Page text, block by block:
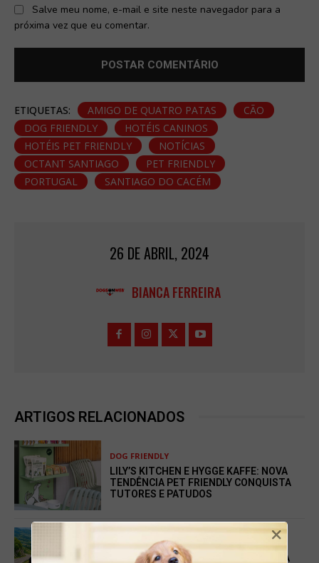
Salve meu nome, e-mail e site neste navegador para a
próxima vez que eu comentar.
ETIQUETAS: AMIGO DE QUATRO PATAS
CÃO
DOG FRIENDLY
HOTÉIS CANINOS
HOTÉIS PET FRIENDLY
NOTÍCIAS
OCTANT SANTIAGO
PET FRIENDLY
PORTUGAL
SANTIAGO DO CACÉM
26 DE ABRIL, 2024
BIANCA FERREIRA
ARTIGOS RELACIONADOS
DOG FRIENDLY
LILY’S KITCHEN E HYGGE KAFFE: NOVA
TENDÊNCIA PET FRIENDLY CONQUISTA
TUTORES E PATUDOS
DOG FRIENDLY
PARQUE NASCENTE REFORÇA APOSTA
×